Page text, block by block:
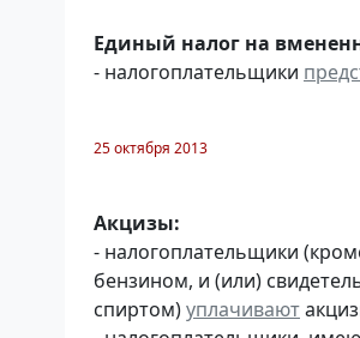
Единый налог на
- налогоплательщики
25 октября 2013
Акцизы:
- налогоплательщики
бензином, и (или)
спиртом)уплачивают